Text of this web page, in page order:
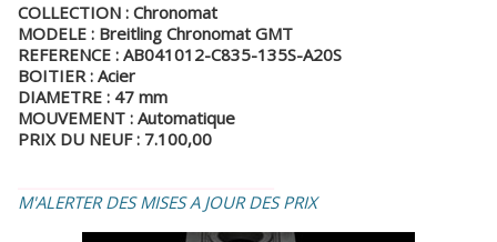
COLLECTION : Chronomat
MODELE : Breitling Chronomat GMT
REFERENCE : AB041012-C835-135S-A20S
BOITIER : Acier
DIAMETRE : 47 mm
MOUVEMENT : Automatique
PRIX DU NEUF : 7.100,00
M'ALERTER DES MISES A JOUR DES PRIX